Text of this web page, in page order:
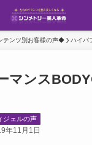
テンツ別お客様の声◆ ハイパ
マンス
ジェルの声
年11月1日